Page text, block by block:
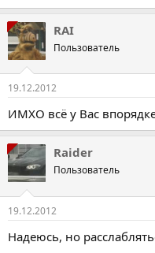
RAI
Пользователь
19.12.2012
ИМХО всё у Вас
Raider
Пользователь
19.12.2012
Надеюсь, но